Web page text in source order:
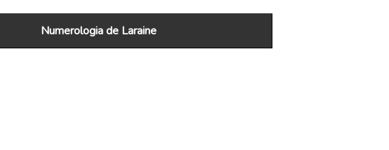
Numerologia de Laraine